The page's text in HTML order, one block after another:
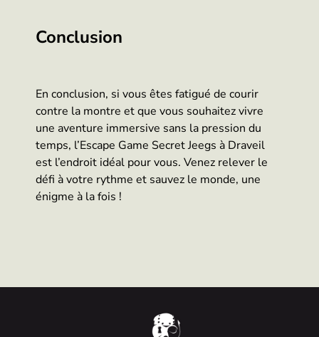
Conclusion
En conclusion, si vous êtes fatigué de courir
contre la montre et que vous souhaitez vivre
une aventure immersive sans la pression du
temps, l’Escape Game Secret Jeegs à Draveil
est l’endroit idéal pour vous. Venez relever le
défi à votre rythme et sauvez le monde, une
énigme à la fois !